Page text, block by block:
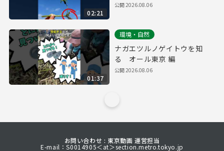
02:21
公開2026.08.06
01:37
環境・自然
ナガエツルノゲイトウを知
る オール東京 編
公開2026.08.06
お問い合わせ : 東京動画 運営担当
E-mail：S0014905＜at＞section.metro.tokyo.jp